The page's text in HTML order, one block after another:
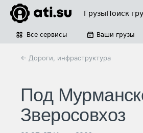
ГрузыПоиск
Все сервисы Ваши грузы
← Дороги, инфраструктура
Под
Зверосовхоз